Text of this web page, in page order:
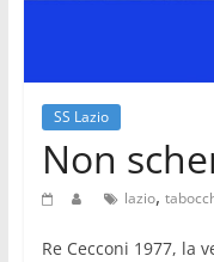
SS Lazio
Non
lazio,
Re Cecconi 1977, la